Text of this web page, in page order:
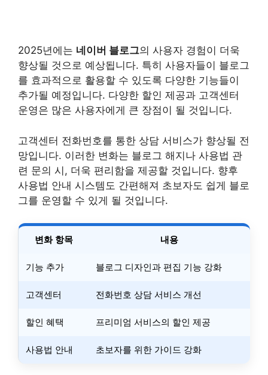
2025년에는 네이버 블로그의 사용자 경험이 더욱
향상될 것으로 예상됩니다. 특히 사용자들이 블로그
를 효과적으로 활용할 수 있도록 다양한 기능들이
추가될 예정입니다. 다양한 할인 제공과 고객센터
운영은 많은 사용자에게 큰 장점이 될 것입니다.
고객센터 전화번호를 통한 상담 서비스가 향상될 전
망입니다. 이러한 변화는 블로그 해지나 사용법 관
련 문의 시, 더욱 편리함을 제공할 것입니다. 향후
사용법 안내 시스템도 간편해져 초보자도 쉽게 블로
그를 운영할 수 있게 될 것입니다.
변화 항목 내용
기능 추가 블로그 디자인과 편집 기능 강화
고객센터 전화번호 상담 서비스 개선
할인 혜택 프리미엄 서비스의 할인 제공
사용법 안내 초보자를 위한 가이드 강화